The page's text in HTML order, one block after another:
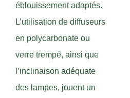
éblouissement adaptés.
L’utilisation de diffuseurs
en polycarbonate ou
verre trempé, ainsi que
l’inclinaison adéquate
des lampes, jouent un